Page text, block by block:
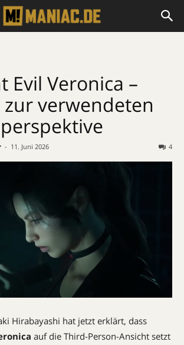
Evil Veronica –
verwendeten
- 11. Juni 2026 4
Hirabayashi hat jetzt erklärt, dass
auf die Third-Person-Ansicht setzt